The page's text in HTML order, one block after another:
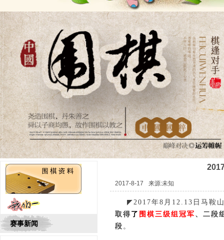
赛事新闻
2017-8-17 来源:未知
◤ 2017年8月12.13日马鞍
取得 了 围棋三级组冠军 、二段
段 。